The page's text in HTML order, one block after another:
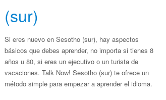
(sur)
Si eres nuevo en Sesotho (sur), hay aspectos
básicos que debes aprender, no importa si tienes 8
años u 80, si eres un ejecutivo o un turista de
vacaciones. Talk Now! Sesotho (sur) te ofrece un
método simple para empezar a aprender el idioma.